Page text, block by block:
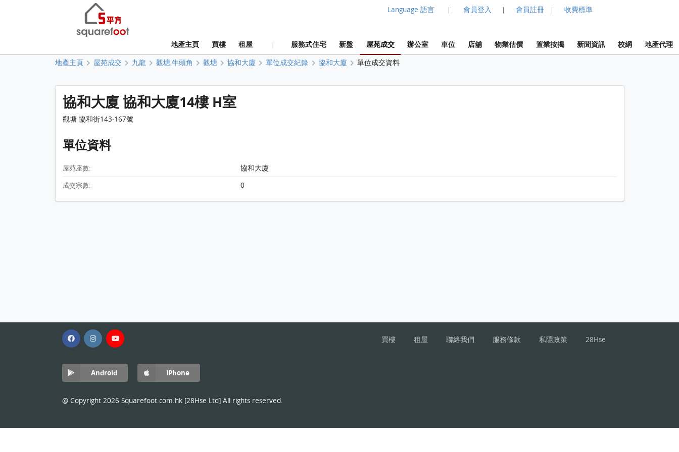
Language 語言 | 會員登入 | 會員註冊 | 收費標準
地產主頁 買樓 租屋 | 服務式住宅 新盤 屋苑成交 辦公室 車位 店舖 物業估價 置業按揭 新聞資訊 校網 地產代理
地產主頁 屋苑成交 九龍 觀塘,牛頭角 觀塘 協和大廈 單位成交紀錄 協和大廈 單位成交資料
協和大廈 協和大廈14樓 H室
觀塘 協和街143-167號
單位資料
屋苑座數: 協和大廈
成交宗數: 0
買樓 租屋 聯絡我們 服務條款 私隱政策 28Hse
Android iPhone
@ Copyright 2026 Squarefoot.com.hk [28Hse Ltd] All rights reserved.